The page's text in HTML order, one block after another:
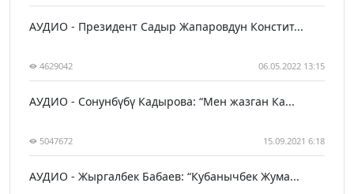
АУДИО - Президент Садыр Жапаровдун Констит...
4629042 06.05.2022 13:15
АУДИО - Сонунбүбү Кадырова: “Мен жазган Ка...
5047672 15.09.2021 6:18
АУДИО - Жыргалбек Бабаев: “Кубанычбек Жума...